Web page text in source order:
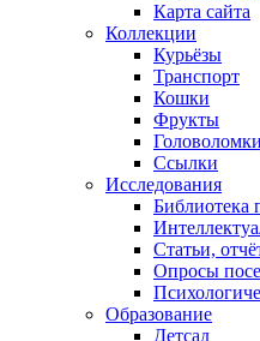
Карта сайта
Коллекции
Курьёзы
Транспорт
Кошки
Фрукты
Головоломки
Ссылки
Исследования
Библиотека
Статьи,
Опросы
Образование
Детсад